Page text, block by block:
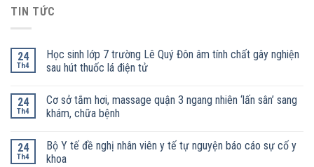
TIN TỨC
24
Th4
Học sinh lớp 7 trường Lê Quý Đôn âm tính chất gây nghiện
sau hút thuốc lá điện tử
24
Th4
Cơ sở tắm hơi, massage quận 3 ngang nhiên ‘lấn sân’ sang
khám, chữa bệnh
24
Th4
Bộ Y tế đề nghị nhân viên y tế tự nguyện báo cáo sự cố y
khoa